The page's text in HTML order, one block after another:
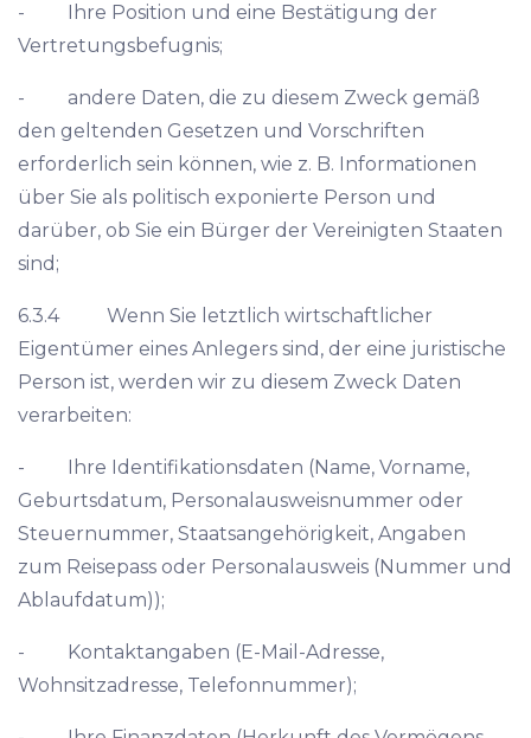
- Ihre Position und eine Bestätigung der
Vertretungsbefugnis;
- andere Daten, die zu diesem Zweck gemäß
den geltenden Gesetzen und Vorschriften
erforderlich sein können, wie z. B. Informationen
über Sie als politisch exponierte Person und
darüber, ob Sie ein Bürger der Vereinigten Staaten
sind;
6.3.4 Wenn Sie letztlich wirtschaftlicher
Eigentümer eines Anlegers sind, der eine juristische
Person ist, werden wir zu diesem Zweck Daten
verarbeiten:
- Ihre Identifikationsdaten (Name, Vorname,
Geburtsdatum, Personalausweisnummer oder
Steuernummer, Staatsangehörigkeit, Angaben
zum Reisepass oder Personalausweis (Nummer und
Ablaufdatum));
- Kontaktangaben (E-Mail-Adresse,
Wohnsitzadresse, Telefonnummer);